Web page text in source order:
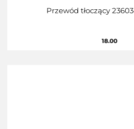
Przewód tłoczący
18.00